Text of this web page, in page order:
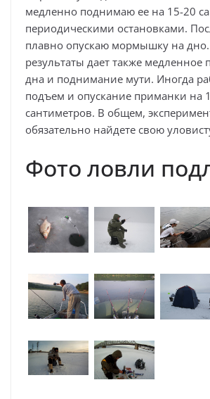
медленно поднимаю ее на 15-20
периодическими остановками.
плавно опускаю мормышку на
результаты дает также медленное
дна и поднимание мути. Иногда
подъем и опускание приманки на
сантиметров. В общем,
обязательно найдете свою
Фото ловли